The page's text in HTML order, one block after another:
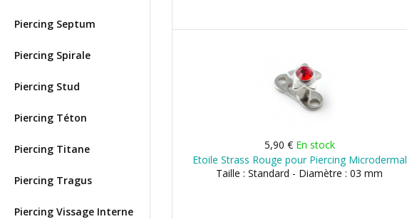
Piercing Septum
Piercing Spirale
Piercing Stud
Piercing Téton
Piercing Titane
Piercing Tragus
Piercing Vissage Interne
5,90 € En stock
Etoile Strass Rouge pour Piercing Microdermal
Taille : Standard - Diamètre : 03 mm